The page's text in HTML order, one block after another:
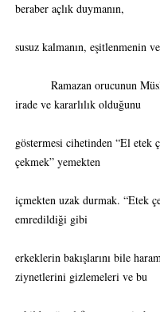
beraber açlık duymanın,
susuz kalmanın, eşitlenmenin
Ramazan orucunun
irade ve kararlılık olduğunu
göstermesi cihetinden “El etek
çekmek” yemekten
içmekten uzak durmak. “Etek
emredildiği gibi
erkeklerin bakışlarını bile
ziynetlerini gizlemeleri ve bu